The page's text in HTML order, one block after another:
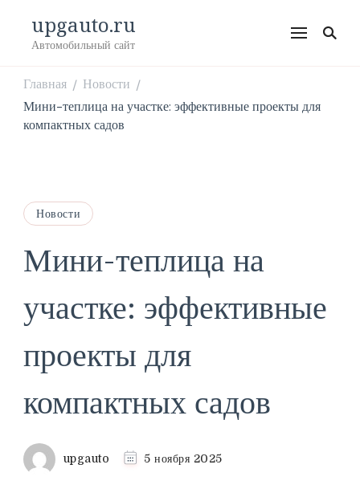
upgauto.ru
Автомобильный сайт
Главная / Новости /
Мини-теплица на участке: эффективные проекты для
компактных садов
Новости
Мини-теплица на
участке: эффективные
проекты для
компактных садов
upgauto 5 ноября 2025